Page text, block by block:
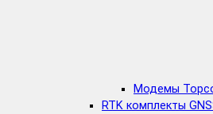
Модемы
RTK комплекты